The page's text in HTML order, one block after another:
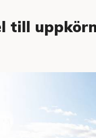
till